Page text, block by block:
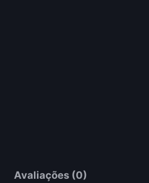
Avaliações (0)